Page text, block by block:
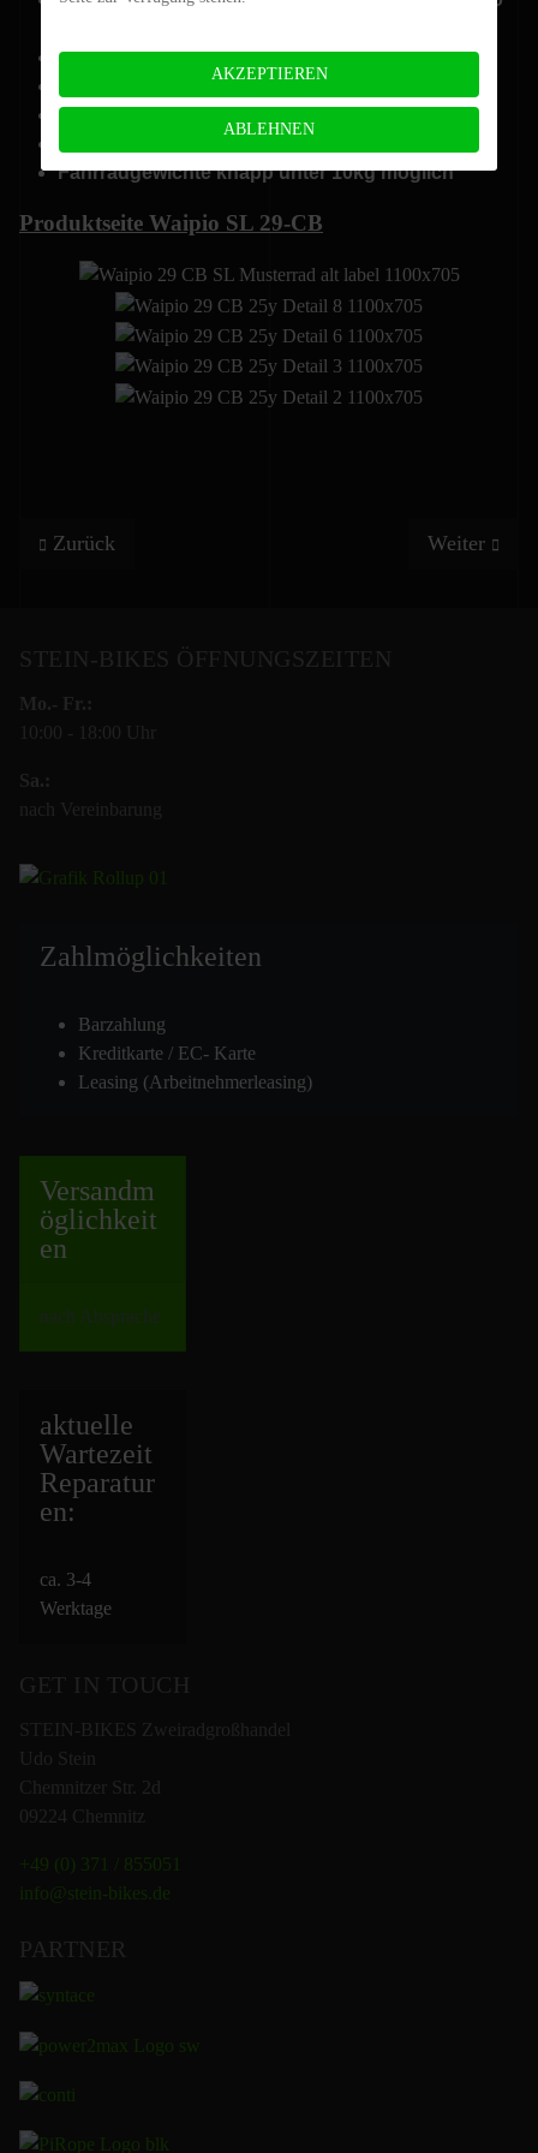
12x148mm Boost Steckachse
SRAM Eagle Transmission Vorbereitung
tapered Steuerrohr
Fahrradgewichte knapp unter 10kg möglich
Produktseite Waipio SL 29-CB
Vorheriger Beitrag: Sponsoren Fit4STEIN-bikes 2025
Zurück Nächster
Weiter
STEIN-BIKES ÖFFNUNGSZEITEN
Mo.- Fr.:
10:00 - 18:00 Uhr
Sa.:
nach Vereinbarung
Zahlmöglichkeiten
Barzahlung
Kreditkarte / EC- Karte
Leasing (Arbeitnehmerleasing)
Versandm
öglichkeit
en
nach Absprache
aktuelle
Wartezeit
Reparatur
en:
ca. 3-4
Werktage
GET IN TOUCH
STEIN-BIKES Zweiradgroßhandel
Udo Stein
Chemnitzer Str. 2d
09224 Chemnitz
+49 (0) 371 / 855051
info@stein-bikes.de
PARTNER
AKZEPTIEREN
ABLEHNEN